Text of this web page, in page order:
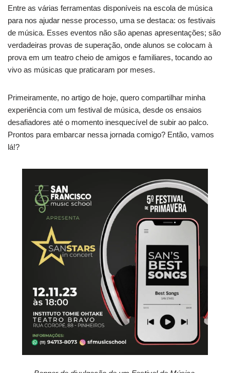
Entre as várias ferramentas disponíveis na escola de música
para nos ajudar nesse processo, uma se destaca: os festivais
de música. Esses eventos não são apenas apresentações; são
verdadeiras provas de superação, onde alunos se colocam à
prova em um teatro cheio de amigos e familiares, tocando ao
vivo as músicas que praticaram por meses.
Primeiramente, no artigo de hoje, quero compartilhar minha
experiência com um festival de música, desde os ensaios
desafiadores até o momento inesquecível de subir ao palco.
Prontos para embarcar nessa jornada comigo? Então, vamos
lá!?